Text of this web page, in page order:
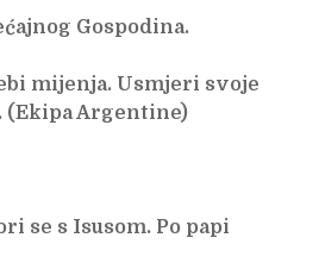
Gospodina.
mijenja. Usmjeri svoje
(Ekipa Argentine)
se s Isusom. Po papi